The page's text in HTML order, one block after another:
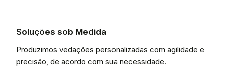
Soluções sob Medida
Produzimos vedações personalizadas com agilidade e
precisão, de acordo com sua necessidade.